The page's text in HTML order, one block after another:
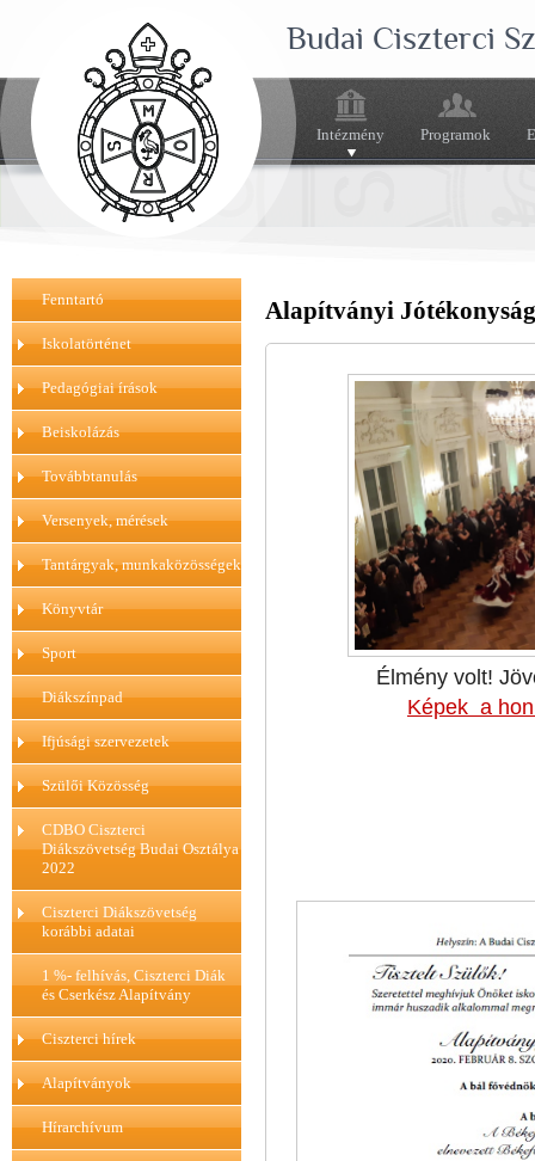
Budai Ciszterci
Intézmény Programok
Fenntartó
Iskolatörténet
Pedagógiai írások
Beiskolázás
Továbbtanulás
Versenyek, mérések
Tantárgyak, munkaközösségek
Könyvtár
Sport
Diákszínpad
Ifjúsági szervezetek
Szülői Közösség
CDBO Ciszterci
Diákszövetség Budai Osztálya
2022
Ciszterci Diákszövetség
korábbi adatai
1 %- felhívás, Ciszterci Diák
és Cserkész Alapítvány
Ciszterci hírek
Alapítványok
Hírarchívum
Alapítványi
Élmény volt!
Képek a